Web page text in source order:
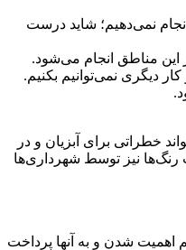
نمی‌دهیم؛ شاید درست
مناطق انجام می‌شود.
دیگری نمی‌توانیم بکنیم.
خطراتی برای آبزیان و در
رنگ‌ها نیز توسط شهرداری‌ها
اهمیت شدن و به آنها پرداخت